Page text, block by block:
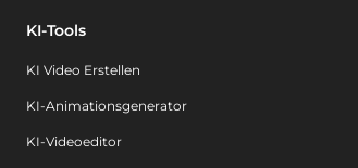
KI-Tools
KI Video Erstellen
KI-Animationsgenerator
KI-Videoeditor